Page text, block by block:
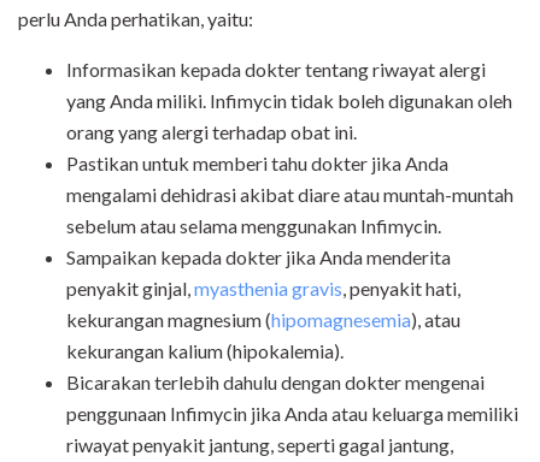
perlu Anda perhatikan, yaitu:
Informasikan kepada dokter tentang riwayat alergi
yang Anda miliki. Infimycin tidak boleh digunakan oleh
orang yang alergi terhadap obat ini.
Pastikan untuk memberi tahu dokter jika Anda
mengalami dehidrasi akibat diare atau muntah-muntah
sebelum atau selama menggunakan Infimycin.
Sampaikan kepada dokter jika Anda menderita
penyakit ginjal, myasthenia gravis , penyakit hati,
kekurangan magnesium (hipomagnesemia), atau
kekurangan kalium (hipokalemia).
Bicarakan terlebih dahulu dengan dokter mengenai
penggunaan Infimycin jika Anda atau keluarga memiliki
riwayat penyakit jantung, seperti gagal jantung,